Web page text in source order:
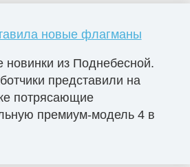
новые флагманы
новинки из Поднебесной.
представили на
потрясающие
премиум-модель 4 в